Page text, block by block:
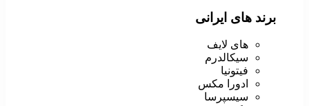
برند های ایرانی
های لایف
سیکالدرم
فیتونیا
ادورا مکس
سیسپرسا